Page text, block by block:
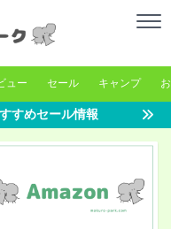
ュー セール キャンプ
すめセール情報